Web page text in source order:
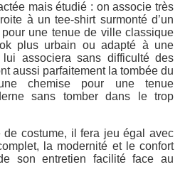
mais étudié : on associe très
à un tee-shirt surmonté d’un
une tenue de ville classique
plus urbain ou adapté à une
associera sans difficulté des
aussi parfaitement la tombée du
chemise pour une tenue
sans tomber dans le trop
costume, il fera jeu égal avec
la modernité et le confort
son entretien facilité face au